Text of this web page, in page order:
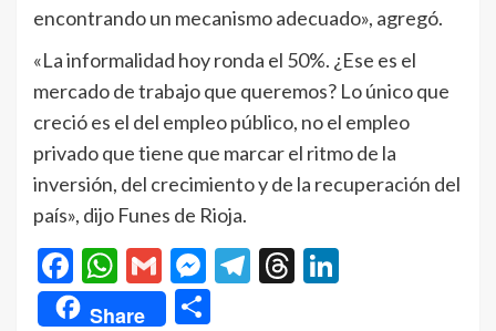
encontrando un mecanismo adecuado», agregó.
«La informalidad hoy ronda el 50%. ¿Ese es el
mercado de trabajo que queremos? Lo único que
creció es el del empleo público, no el empleo
privado que tiene que marcar el ritmo de la
inversión, del crecimiento y de la recuperación del
país», dijo Funes de Rioja.
Facebook
WhatsApp
GmailMessenger
Telegram
Threads
Share